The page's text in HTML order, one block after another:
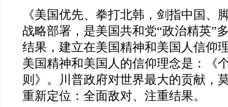
《美国优先、拳打北韩，剑指中国、
战略部署，是美国共和党“政治精英”
结果，建立在美国精神和美国人信仰
美国精神和美国人的信仰理念是：《
则》。川普政府对世界最大的贡献，
重新定位：全面敌对、注重结果。